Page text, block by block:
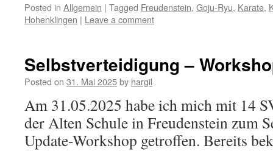
Posted in Allgemein | Tagged Freudenstein, Goju-Ryu, Karate,
Hohenklingen | Leave a comment
Selbstverteidigung –
Posted on 31. Mai 2025by hargil
Am 31.05.2025 habe ich mich mit 14
der Alten Schule in Freudenstein zum
Update-Workshop getroffen. Bereits